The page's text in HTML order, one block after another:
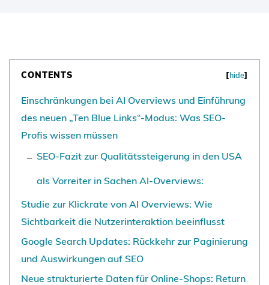
CONTENTS [hide]
Einschränkungen bei AI Overviews und Einführung
des neuen „Ten Blue Links“-Modus: Was SEO-
Profis wissen müssen
SEO-Fazit zur Qualitätssteigerung in den USA
als Vorreiter in Sachen AI-Overviews:
Studie zur Klickrate von AI Overviews: Wie
Sichtbarkeit die Nutzerinteraktion beeinflusst
Google Search Updates: Rückkehr zur Paginierung
und Auswirkungen auf SEO
Neue strukturierte Daten für Online-Shops: Return